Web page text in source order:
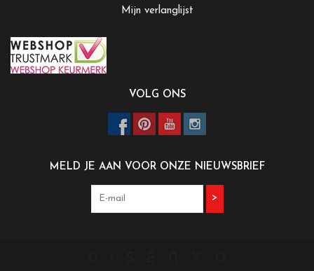
Mijn verlanglijst
VOLG ONS
MELD JE AAN VOOR ONZE NIEUWSBRIEF
>